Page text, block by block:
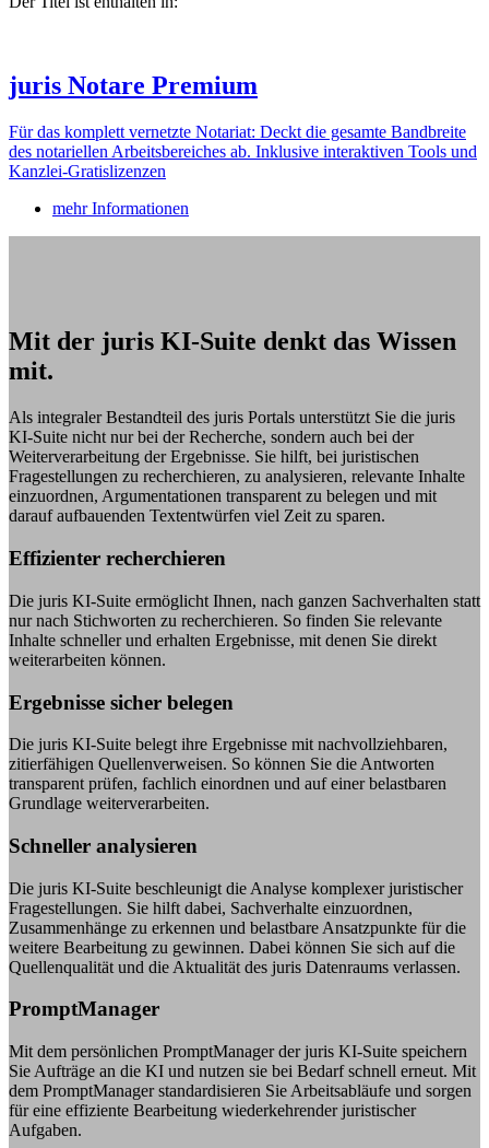
juris Notare Premium
Für das komplett vernetzte Notariat: Deckt die gesamte Bandbreite
des notariellen Arbeitsbereiches ab. Inklusive interaktiven Tools und
Kanzlei-Gratislizenzen
mehr Informationen
Mit der juris KI-Suite denkt das Wissen
mit.
Als integraler Bestandteil des juris Portals unterstützt Sie die juris
KI-Suite nicht nur bei der Recherche, sondern auch bei der
Weiterverarbeitung der Ergebnisse. Sie hilft, bei juristischen
Fragestellungen zu recherchieren, zu analysieren, relevante Inhalte
einzuordnen, Argumentationen transparent zu belegen und mit
darauf aufbauenden Textentwürfen viel Zeit zu sparen.
Effizienter recherchieren
Die juris KI-Suite ermöglicht Ihnen, nach ganzen Sachverhalten statt
nur nach Stichworten zu recherchieren. So finden Sie relevante
Inhalte schneller und erhalten Ergebnisse, mit denen Sie direkt
weiterarbeiten können.
Ergebnisse sicher belegen
Die juris KI-Suite belegt ihre Ergebnisse mit nachvollziehbaren,
zitierfähigen Quellenverweisen. So können Sie die Antworten
transparent prüfen, fachlich einordnen und auf einer belastbaren
Grundlage weiterverarbeiten.
Schneller analysieren
Die juris KI-Suite beschleunigt die Analyse komplexer juristischer
Fragestellungen. Sie hilft dabei, Sachverhalte einzuordnen,
Zusammenhänge zu erkennen und belastbare Ansatzpunkte für die
weitere Bearbeitung zu gewinnen. Dabei können Sie sich auf die
Quellenqualität und die Aktualität des juris Datenraums verlassen.
PromptManager
Mit dem persönlichen PromptManager der juris KI-Suite speichern
Sie Aufträge an die KI und nutzen sie bei Bedarf schnell erneut. Mit
dem PromptManager standardisieren Sie Arbeitsabläufe und sorgen
für eine effiziente Bearbeitung wiederkehrender juristischer
Aufgaben.